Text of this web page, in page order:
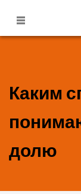
Каким
долю